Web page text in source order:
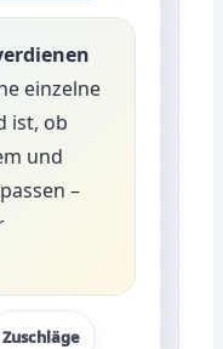
einzelne
ist, ob
und
–
Zuschläge